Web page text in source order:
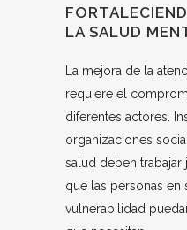
LA SALUD
La mejora de la
requiere el
diferentes actores.
organizaciones
salud deben trabajar
que las personas en
vulnerabilidad